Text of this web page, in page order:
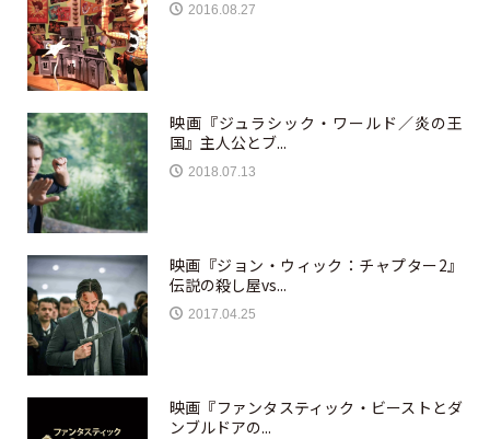
2016.08.27
映画『ジュラシック・ワールド／炎の王
国』主人公とブ...
2018.07.13
映画『ジョン・ウィック：チャプター2』
伝説の殺し屋vs...
2017.04.25
映画『ファンタスティック・ビーストとダ
ンブルドアの...